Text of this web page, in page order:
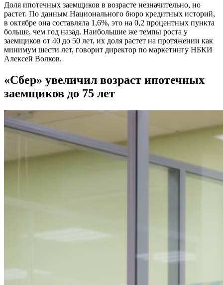
Доля ипотечных заемщиков в возрасте незначительно, но
растет. По данным Национального бюро кредитных историй,
в октябре она составляла 1,6%, это на 0,2 процентных пункта
больше, чем год назад. Наибольшие же темпы роста у
заемщиков от 40 до 50 лет, их доля растет на протяжении как
минимум шести лет, говорит директор по маркетингу НБКИ
Алексей Волков.
«Сбер» увеличил возраст ипотечных
заемщиков до 75 лет